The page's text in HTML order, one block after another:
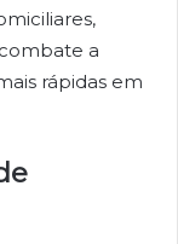
a
rápidas em